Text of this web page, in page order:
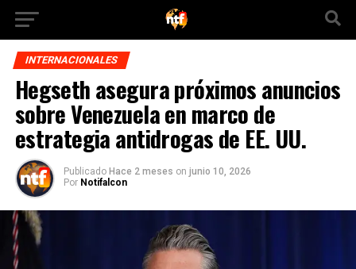
INTERNACIONALES
Hegseth asegura próximos anuncios
sobre Venezuela en marco de
estrategia antidrogas de EE. UU.
Publicado Hace 2 meses on junio 10, 2026
Por Notifalcon